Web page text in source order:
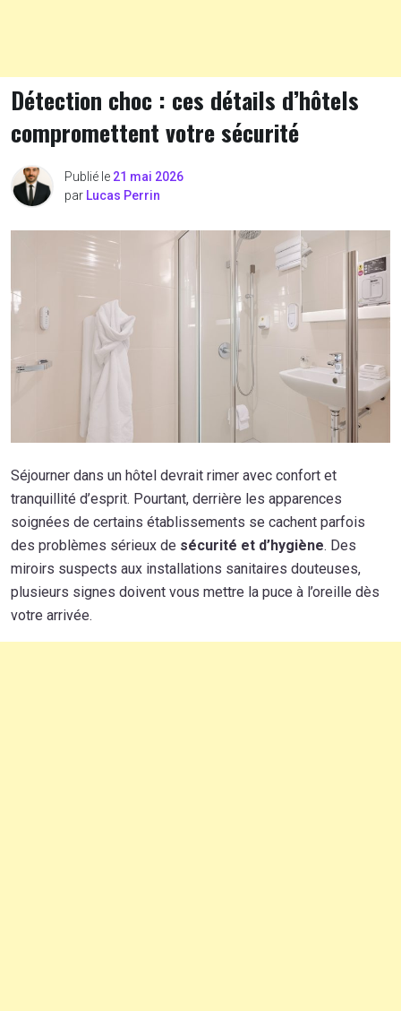
Détection choc : ces détails d’hôtels
compromettent votre sécurité
Publié le 21 mai 2026
par Lucas Perrin
Séjourner dans un hôtel devrait rimer avec confort et
tranquillité d’esprit. Pourtant, derrière les apparences
soignées de certains établissements se cachent parfois
des problèmes sérieux de sécurité et d’hygiène. Des
miroirs suspects aux installations sanitaires douteuses,
plusieurs signes doivent vous mettre la puce à l’oreille dès
votre arrivée.